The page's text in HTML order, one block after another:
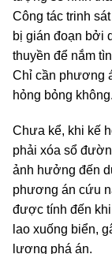
Công tác trinh
bị gián đoạn bởi
thuyền để nắm
Chỉ cần phương
hỏng bỏng không.
Chưa kể, khi kế
phải xóa sổ
ảnh hưởng đến
phương án cứu
được tính đến
lao xuống biển,
lượng phá án.